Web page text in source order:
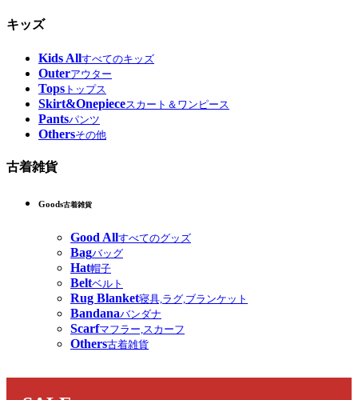
キッズ
Kids Allすべてのキッズ
Outerアウター
Tops トップス
Skirt&Onepieceスカート＆ワンピース
Pantsパンツ
Othersその他
古着雑貨
Goods古着雑貨
Good Allすべてのグッズ
Bagバッグ
Hat帽子
Beltベルト
Rug Blanket寝具,ラグ,ブランケット
Bandanaバンダナ
Scarfマフラー,スカーフ
Others古着雑貨